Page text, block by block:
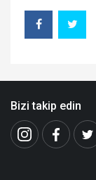
Bizi takip edin